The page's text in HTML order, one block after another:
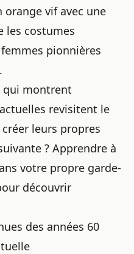
vif avec une
les costumes
pionnières
qui montrent
revisitent le
leurs propres
? Apprendre à
votre propre garde-
découvrir
des années 60